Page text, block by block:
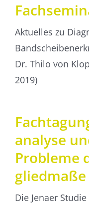
Aktuelles zu
Dr. Thilo von
2019)
analyse
Probleme
gliedmaße
Die Jenaer